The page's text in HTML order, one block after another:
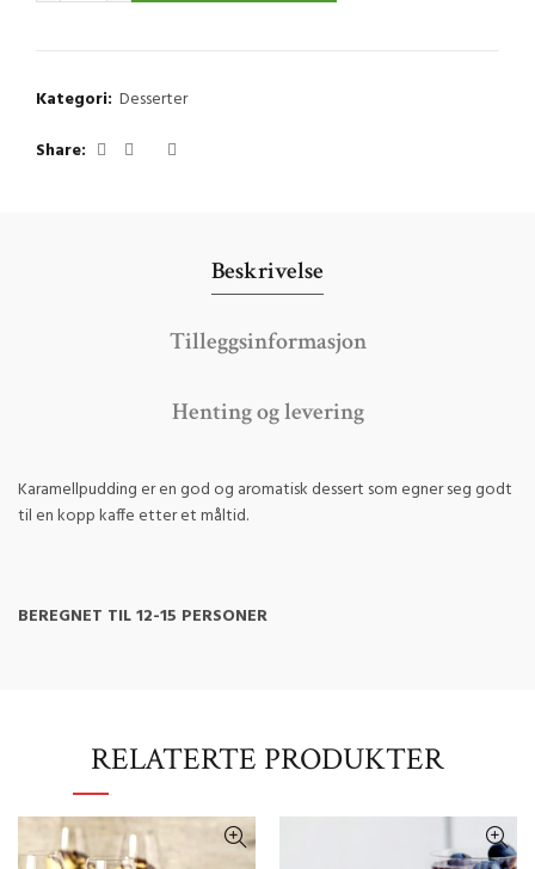
Kategori: Desserter
Share
Beskrivelse
Tilleggsinformasjon
Henting og levering
Karamellpudding er en god og aromatisk dessert som egner seg godt
til en kopp kaffe etter et måltid.
BEREGNET TIL 12-15 PERSONER
RELATERTE PRODUKTER